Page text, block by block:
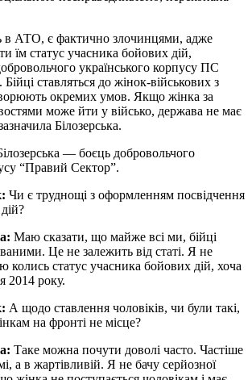
в АТО, є фактично злочинцями, адже
їм статус учасника бойових дій,
українського корпусу ПС
ставляться до жінок-військових з
окремих умов. Якщо жінка за
може йти у військо, держава не має
Білозерська.
— боєць добровольчого
“Правий Сектор”.
Чи є труднощі з оформленням посвідчення
Маю сказати, що майже всі ми, бійці
Це не залежить від статі. Я не
статус учасника бойових дій, хоча
2014 року.
А щодо ставлення чоловіків, чи були такі,
на фронті не місце?
Таке можна почути доволі часто. Частіше
а в жартівливій. Я не бачу серйозної